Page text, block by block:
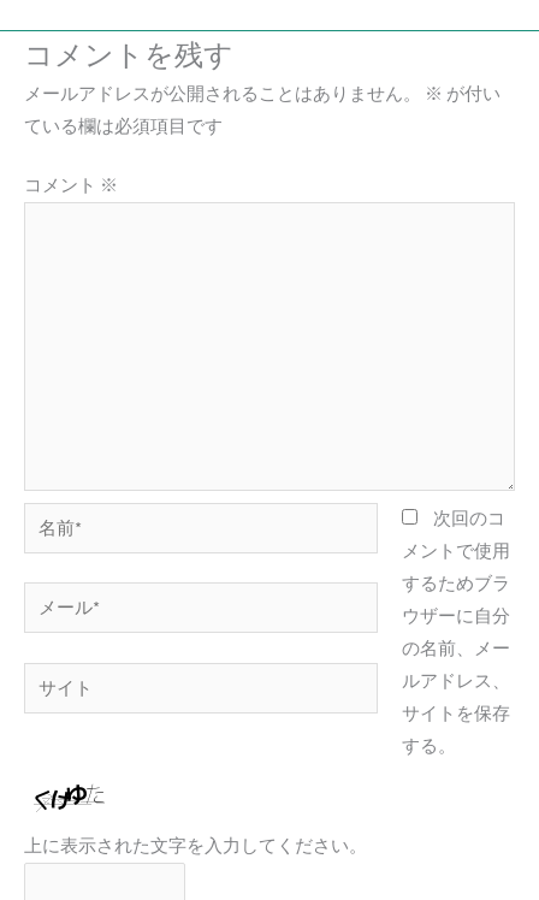
コメントを残す
メールアドレスが公開されることはありません。 ※ が付い
ている欄は必須項目です
コメント ※
前
*
ー
ル
イ
次回のコ
メントで使用
するためブラ
ウザーに自分
の名前、メー
ルアドレス、
サイトを保存
する。
上に表示された文字を入力してください。